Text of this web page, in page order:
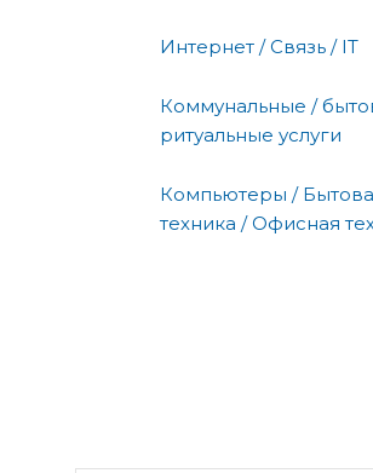
Интернет / Связь / IT
Коммунальные /
ритуальные услуги
Компьютеры /
техника / Офисная